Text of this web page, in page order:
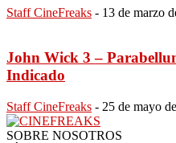
Staff CineFreaks - 13 de marzo
John Wick 3 –
Indicado
Staff CineFreaks - 25 de mayo
SOBRE NOSOTROS